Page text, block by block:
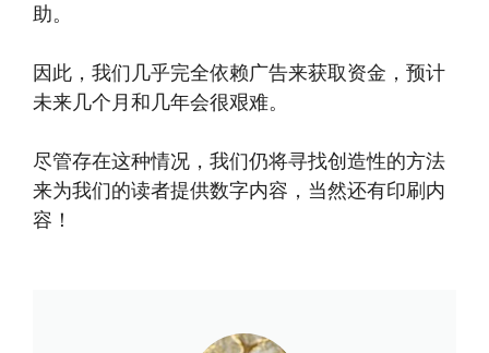
助。
因此，我们几乎完全依赖广告来获取资金，预计
未来几个月和几年会很艰难。
尽管存在这种情况，我们仍将寻找创造性的方法
来为我们的读者提供数字内容，当然还有印刷内
容！